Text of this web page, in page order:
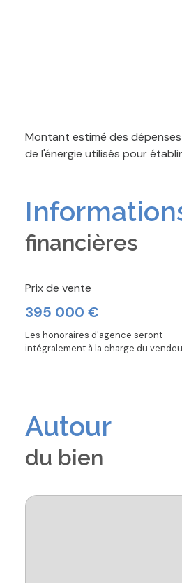
Montant estimé des
de l'énergie utilisés pour
financières
Prix de vente
395 000 €
Les honoraires d'agence seront
intégralement à la charge du
Autour
du bien